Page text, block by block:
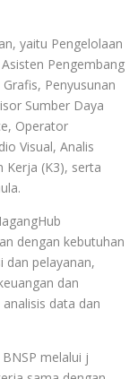
yaitu Pengelolaan
Pengembang
Penyusunan
Sumber Daya
Operator
Visual, Analis
Kerja (K3), serta
dengan kebutuhan
dan pelayanan,
dan
data dan
melalui j